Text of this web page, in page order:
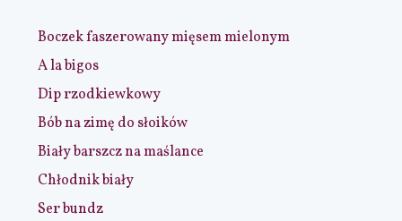
Boczek faszerowany mięsem mielonym
A la bigos
Dip rzodkiewkowy
Bób na zimę do słoików
Biały barszcz na maślance
Chłodnik biały
Ser bundz